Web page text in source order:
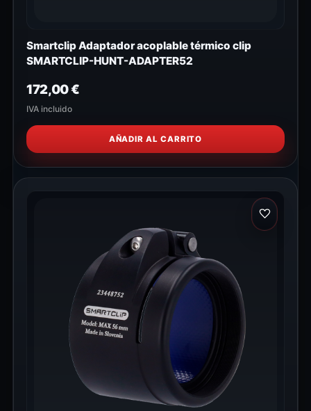
Smartclip Adaptador acoplable térmico clip
SMARTCLIP-HUNT-ADAPTER52
172,00€
IVA incluido
AÑADIR AL CARRITO